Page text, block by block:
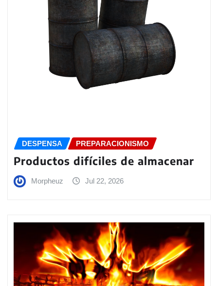
DESPENSA PREPARACIONISMO
Productos difíciles de almacenar
Morpheuz Jul 22, 2026